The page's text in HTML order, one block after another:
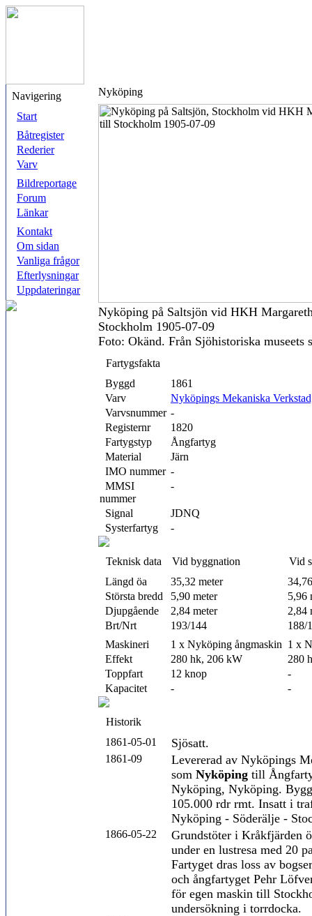
Navigering
Start
Båtregister
Rederier
Varv
Bildreportage
Forum
Länkar
Kontakt
Om sidan
Vanliga frågor
Efterlysningar
Uppdateringar
Nyköping
Nyköping på Saltsjön vid HKH
Stockholm 1905-07-09
Foto: Okänd. Från Sjöhistoriska museets
Fartygsfakta
Byggd
1861
Varv
Nyköpings Mekaniska
Varvsnummer -
Registernr
1820
Fartygstyp
Ångfartyg
Material
Järn
IMO nummer -
MMSI
nummer
-
Signal
JDNQ
Systerfartyg
-
Teknisk data Vid byggnation
Vid
Längd öa
35,32 meter
Största bredd
5,90 meter
5,96
Djupgående
2,84 meter
2,84
Brt/Nrt
193/144
188/
Maskineri
1 x Nyköping ångmaskin 1 x
Effekt
280 hk, 206 kW
280
Toppfart
12 knop
-
Kapacitet
- -
Historik
1861-05-01
Sjösatt.
1861-09
Levererad av Nyköpings
som Nyköping till
Nyköping, Nyköping.
105.000 rdr rmt. Insatt i
Nyköping - Söderälje -
1866-05-22
Grundstöter i Kråkfjärden
under en lustresa med 20
Fartyget dras loss av
och ångfartyget Pehr
för egen maskin till
undersökning i torrdocka.